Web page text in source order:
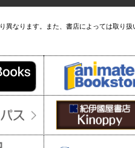
異なります。また、書店によっては取り